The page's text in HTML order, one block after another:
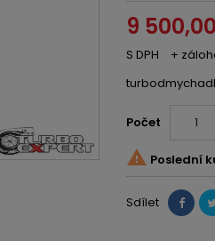
9
S DPH
+
Počet
 Poslední
Sdílet